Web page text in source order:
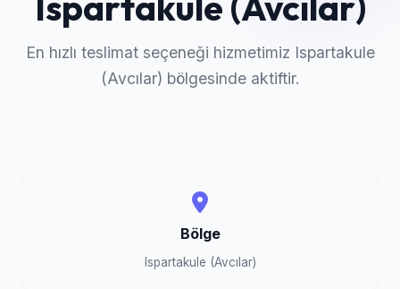
En hızlı teslimat seçeneği hizmetimiz Ispartakule
(Avcılar) bölgesinde aktiftir.
Bölge
Ispartakule (Avcılar)